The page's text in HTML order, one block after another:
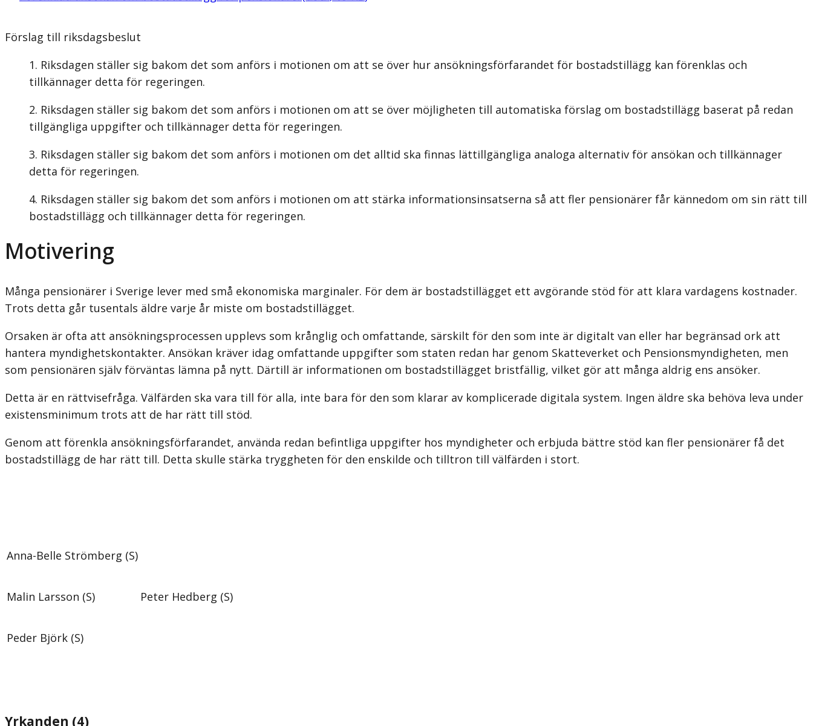
Förslag till riksdagsbeslut
Riksdagen ställer sig bakom det som anförs i motionen om att se över hur ansökningsförfarandet för bostadstillägg kan förenklas och
tillkännager detta för regeringen.
Riksdagen ställer sig bakom det som anförs i motionen om att se över möjligheten till automatiska förslag om bostadstillägg baserat på redan
tillgängliga uppgifter och tillkännager detta för regeringen.
Riksdagen ställer sig bakom det som anförs i motionen om det alltid ska finnas lättillgängliga analoga alternativ för ansökan och tillkännager
detta för regeringen.
Riksdagen ställer sig bakom det som anförs i motionen om att stärka informationsinsatserna så att fler pensionärer får kännedom om sin rätt till
bostadstillägg och tillkännager detta för regeringen.
Motivering
Många pensionärer i Sverige lever med små ekonomiska marginaler. För dem är bostadstillägget ett avgörande stöd för att klara vardagens kostnader.
Trots detta går tusentals äldre varje år miste om bostadstillägget.
Orsaken är ofta att ansökningsprocessen upplevs som krånglig och omfattande, särskilt för den som inte är digitalt van eller har begränsad ork att
hantera myndighets­kontakter. Ansökan kräver idag omfattande uppgifter som staten redan har genom Skatteverket och Pensionsmyndigheten, men
som pensionären själv förväntas lämna på nytt. Därtill är informationen om bostadstillägget bristfällig, vilket gör att många aldrig ens ansöker.
Detta är en rättvisefråga. Välfärden ska vara till för alla, inte bara för den som klarar av komplicerade digitala system. Ingen äldre ska behöva leva under
existensminimum trots att de har rätt till stöd.
Genom att förenkla ansökningsförfarandet, använda redan befintliga uppgifter hos myndigheter och erbjuda bättre stöd kan fler pensionärer få det
bostadstillägg de har rätt till. Detta skulle stärka tryggheten för den enskilde och tilltron till välfärden i stort.
Anna-Belle Strömberg (S)
Malin Larsson (S) Peter Hedberg (S)
Peder Björk (S)
Yrkanden (4)